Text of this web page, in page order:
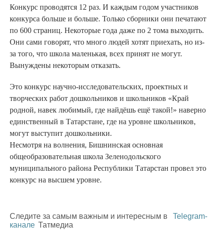
Конкурс проводятся 12 раз. И каждым годом участников
конкурса больше и больше. Только сборники они печатают
по 600 страниц. Некоторые года даже по 2 тома выходить.
Они сами говорят, что много людей хотят приехать, но из-
за того, что школа маленькая, всех принят не могут.
Вынуждены некоторым отказать.
Это конкурс научно-исследовательских, проектных и
творческих работ дошкольников и школьников «Край
родной, навек любимый, где найдёшь ещё такой!» наверно
единственный в Татарстане, где на уровне школьников,
могут выступит дошкольники.
Несмотря на волнения, Бишнинская основная
общеобразовательная школа Зеленодольского
муниципального района Республики Татарстан провел это
конкурс на высшем уровне.
Следите за самым важным и интересным в
Telegram-
канале Татмедиа